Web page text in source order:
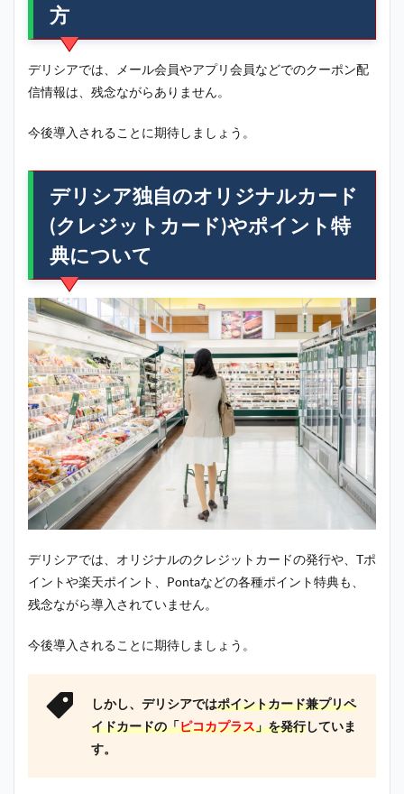
方
デリシアでは、メール会員やアプリ会員などでのクーポン配
信情報は、残念ながらありません。
今後導入されることに期待しましょう。
デリシア独自のオリジナルカード
(クレジットカード)やポイント特
典について
デリシアでは、オリジナルのクレジットカードの発行や、Tポ
イントや楽天ポイント、Pontaなどの各種ポイント特典も、
残念ながら導入されていません。
今後導入されることに期待しましょう。
しかし、デリシアではポイントカード兼プリペ
イドカードの「ピコカプラス」を発行していま
す。